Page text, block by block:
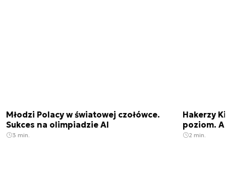
Młodzi Polacy w światowej czołówce.
Sukces na olimpiadzie AI
3 min.
Hakerzy
poziom.
2 min.